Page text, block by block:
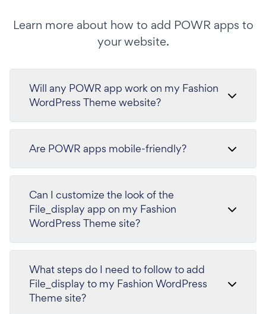
Learn more about how to add POWR apps to
your website.
Will any POWR app work on my Fashion
WordPress Theme website?
Are POWR apps mobile-friendly?
Can I customize the look of the
File_display app on my Fashion
WordPress Theme site?
What steps do I need to follow to add
File_display to my Fashion WordPress
Theme site?